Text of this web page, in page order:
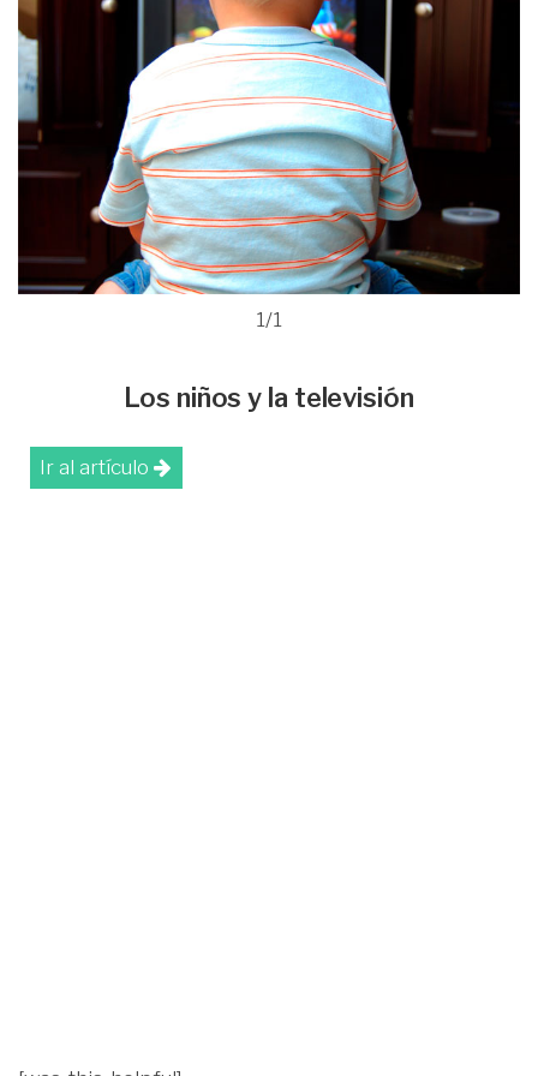
1/1
Los niños y la televisión
Ir al artículo